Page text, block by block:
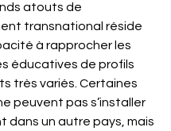
atouts de
transnational réside
à rapprocher les
éducatives de profils
très variés. Certaines
peuvent pas s’installer
dans un autre pays, mais